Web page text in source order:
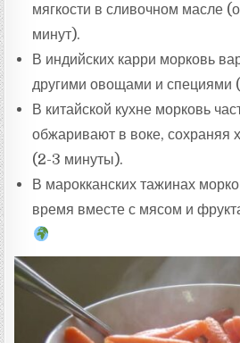
мягкости в сливочном масле
минут).
В индийских карри морковь
другими овощами и специями
В китайской кухне морковь
обжаривают в воке, сохраняя
(2-3 минуты).
В марокканских тажинах
время вместе с мясом и